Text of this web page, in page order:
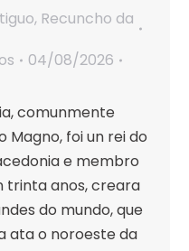
, Recuncho da
04/08/2026
comunmente
foi un rei do
e membro
trinta anos, creara
do mundo, que
ata o noroeste da